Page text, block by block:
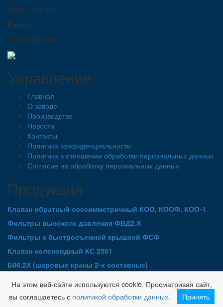
(8352) 709-706
E-mail:
market@birsarm.ru
Управление
Главная
О заводе
Производство
Новости
Контакты
Политика конфиденциальности
Политика в отношении обработки персональных данных
Согласие на обработку персональных данных
Продукция
Клапан обратный осесимметричный КОО, КООФ, КОО-1
Фильтры высокого давления ФВД2.Х
Фильтры с быстросъемной крышкой ФСФ
Клапан соленоидный КС 2501
Б06.2Х (шаровые краны 2-х составные)
Товарные знаки «БИРС»®, «СПД БИРС»®, «электропривод
NA»®, «устройство УРПС»® защищены свидетельством
На этом веб-сайте используются cookie. Просматривая сайт,
вы соглашаетесь с политикой обработки данных. Принять